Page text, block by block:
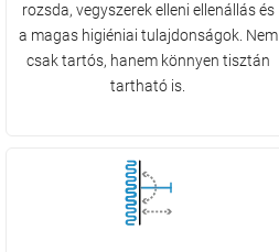
rozsda, vegyszerek elleni ellenállás és
a magas higiéniai tulajdonságok. Nem
csak tartós, hanem könnyen tisztán
tartható is.